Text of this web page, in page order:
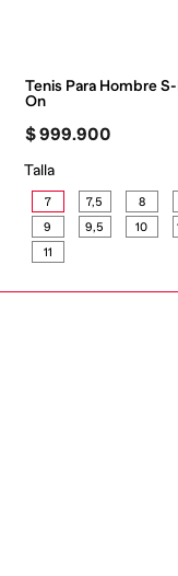
Tenis Para Hombre
On
$999.900
Talla
7 7,5 8
9
9,5 10
11